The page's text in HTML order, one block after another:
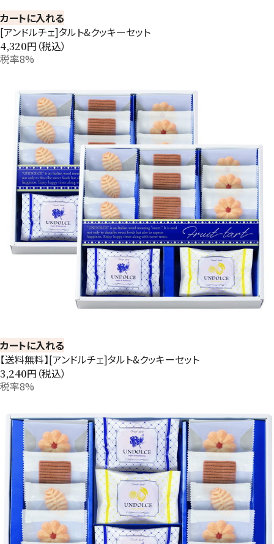
カートに入れる
[アンドルチェ]タルト&クッキーセット
4,320円（税込）
税率8%
カートに入れる
【送料無料】[アンドルチェ]タルト&クッキーセット
3,240円（税込）
税率8%